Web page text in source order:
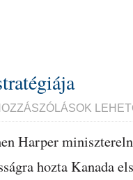
Harper
hozta Kanada